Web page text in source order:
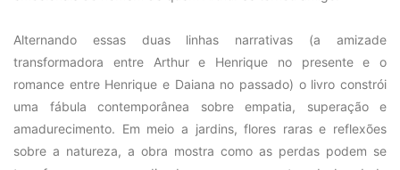
Alternando essas duas linhas narrativas (a amizade
transformadora entre Arthur e Henrique no presente e o
romance entre Henrique e Daiana no passado) o livro constrói
uma fábula contemporânea sobre empatia, superação e
amadurecimento. Em meio a jardins, flores raras e reflexões
sobre a natureza, a obra mostra como as perdas podem se